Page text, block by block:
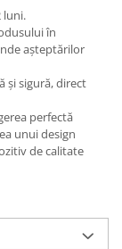
luni.
în
așteptărilor
și sigură, direct
perfectă
unui design
de calitate